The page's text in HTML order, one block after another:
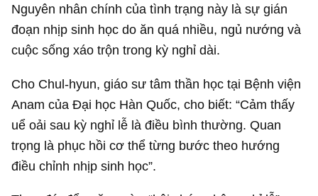
Nguyên nhân chính của tình trạng này là sự gián
đoạn nhịp sinh học do ăn quá nhiều, ngủ nướng và
cuộc sống xáo trộn trong kỳ nghỉ dài.
Cho Chul-hyun, giáo sư tâm thần học tại Bệnh viện
Anam của Đại học Hàn Quốc, cho biết: “Cảm thấy
uể oải sau kỳ nghỉ lễ là điều bình thường. Quan
trọng là phục hồi cơ thể từng bước theo hướng
điều chỉnh nhịp sinh học”.